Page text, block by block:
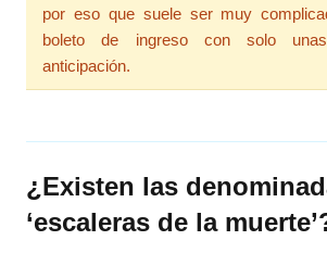
por eso que suele ser muy
boleto de ingreso con solo
anticipación.
¿Existen las
‘escaleras de la